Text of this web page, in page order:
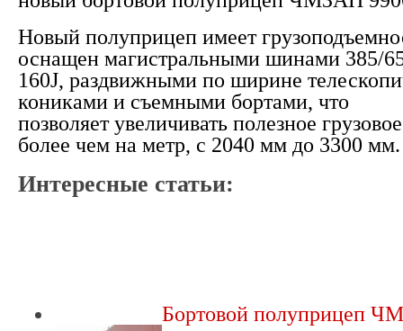
Новый полуприцеп имеет
оснащен магистральными шинами 385/
160J, раздвижными по ширине
кониками и съемными бортами, что
позволяет увеличивать полезное
более чем на метр, с 2040 мм до 3300 мм.
Интересные статьи:
Бортовой полуприцеп